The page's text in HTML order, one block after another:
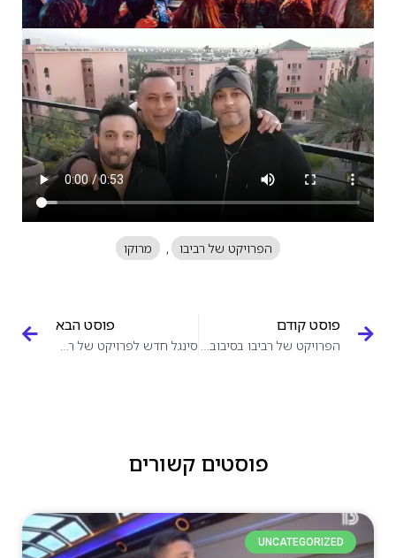
הפרויקט של רביבו , מרוקו
פוסט קודם
הפרויקט של רביבו בסיבוב חורף חדש
פוסט הבא
סינגל חדש לפרויקט של רביבו – הנה היא
פוסטים קשורים
UNCATEGORIZED